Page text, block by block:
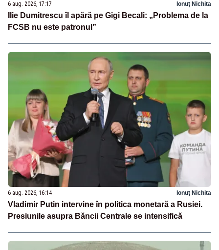
6 aug. 2026, 17:17 Ionuț Nichita
Ilie Dumitrescu îl apără pe Gigi Becali: „Problema de la
FCSB nu este patronul”
6 aug. 2026, 16:14 Ionuț Nichita
Vladimir Putin intervine în politica monetară a Rusiei.
Presiunile asupra Băncii Centrale se intensifică